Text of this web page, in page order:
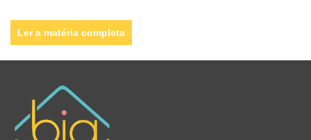
Ler a matéria completa